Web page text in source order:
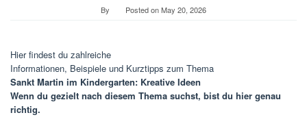
By Posted onMay 20, 2026
Hier findest du zahlreiche
Informationen, Beispiele und Kurztipps zum Thema
Sankt Martin im Kindergarten: Kreative Ideen
Wenn du gezielt nach diesem Thema suchst, bist du hier genau
richtig.